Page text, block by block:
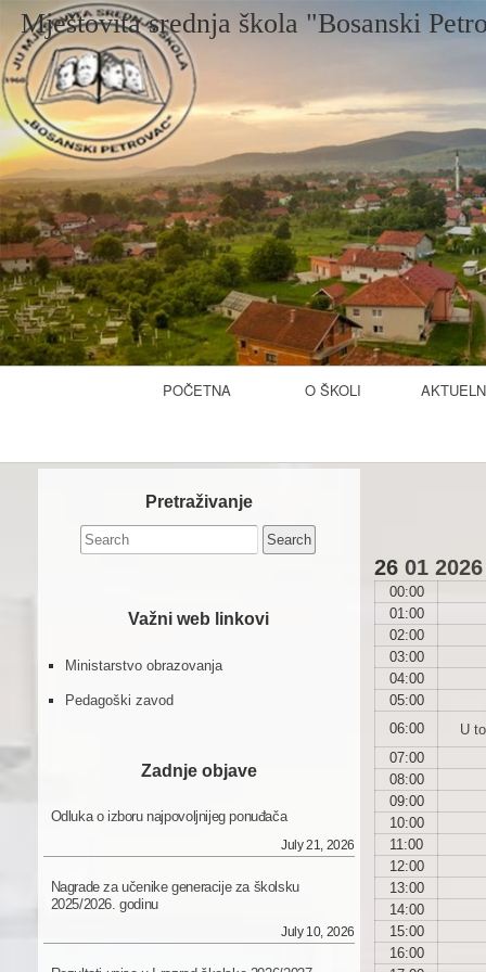
Mještovita srednja škola "Bosanski
POČETNA O ŠKOLI
26 01 2026
00:00
01:00
02:00
03:00
04:00
05:00
06:00
U
07:00
08:00
09:00
10:00
11:00
12:00
13:00
14:00
15:00
16:00
Pretraživanje
Search
for:
Važni web linkovi
Ministarstvo obrazovanja
Pedagoški zavod
Zadnje objave
Odluka o izboru najpovoljnijeg ponuđača
July 21, 2026
Nagrade za učenike generacije za školsku
2025/2026. godinu
July 10, 2026